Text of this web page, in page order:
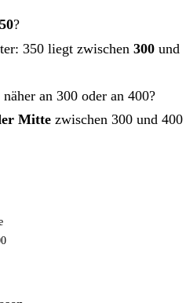
?
350 liegt zwischen 300 und
an 300 oder an 400?
Mitte zwischen 300 und 400